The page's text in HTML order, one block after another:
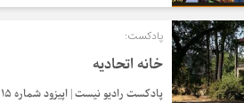
پادکست:
خانه اتحادیه
پادکست رادیو نیست | اپیزود شماره 15 | خانه اتحادیه